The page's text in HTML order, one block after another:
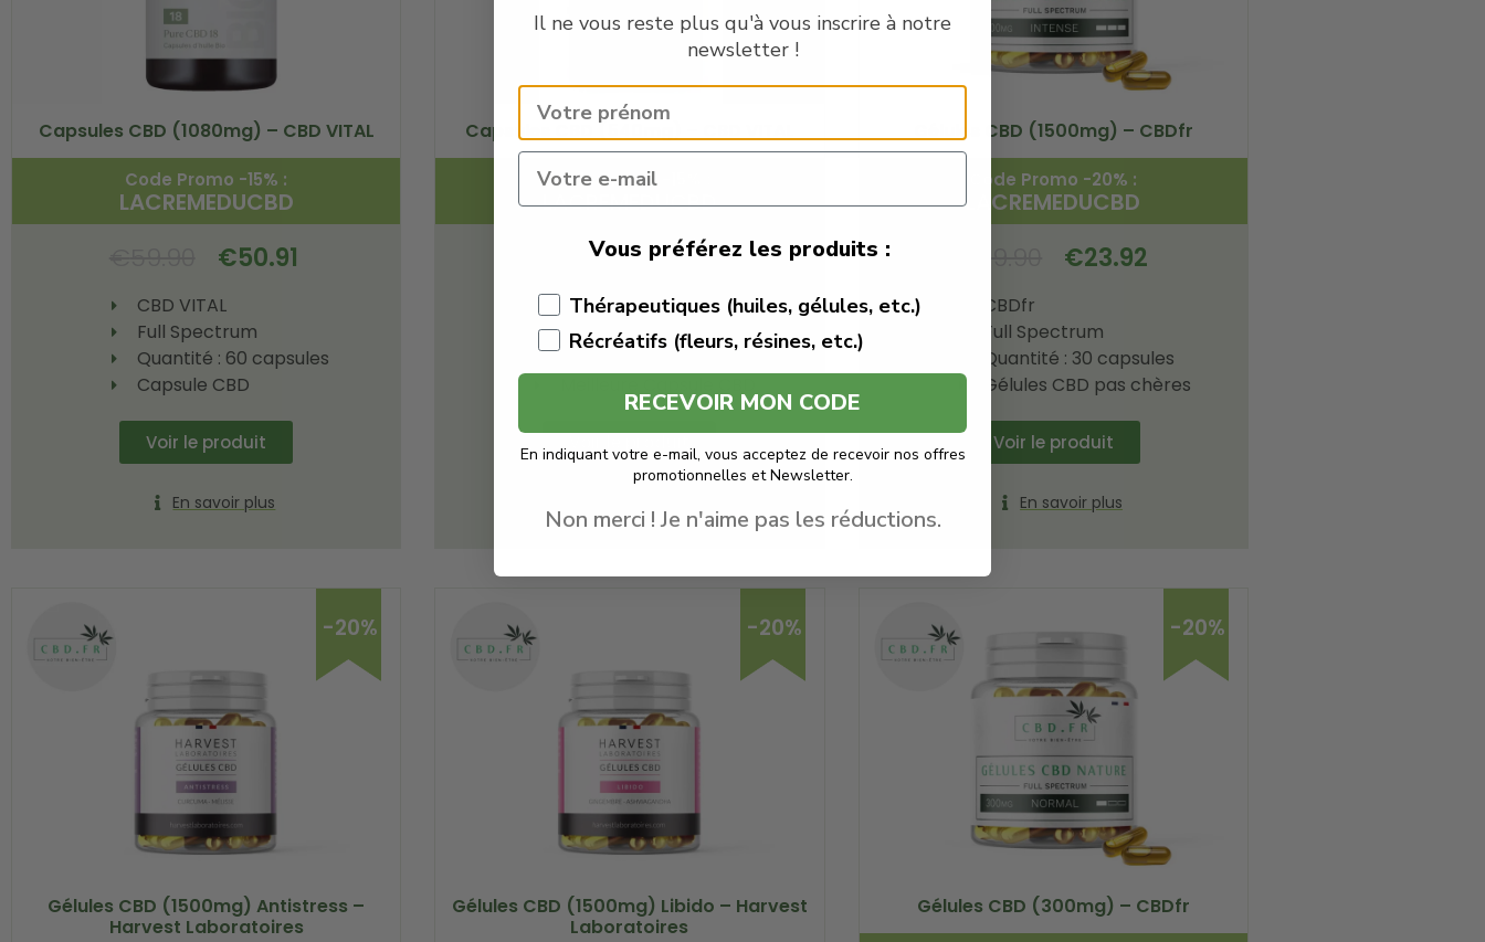
Capsules CBD (1080mg) – CBD VITAL
Code Promo -15% :
LACREMEDUCBD
€50.91
CBD VITAL
Full Spectrum
Quantité : 60 capsules
Capsule CBD
Voir le produit
En savoir plus
Capsules CBD (540mg) – CBD VITAL
Code Promo -15% :
LACREMEDUCBD
34.90 €29.66
CBD VITAL
Full Spectrum
Quantité : 60 capsules
Gélules CBD (1500mg) – CBDfr
Code Promo -20% :
LACREMEDUCBD
€23.92
CBDfr
Full Spectrum
Quantité : 30 capsules
Gélules CBD pas chères
Voir le produit
En savoir plus
-20%
Gélules CBD (1500mg) Antistress –
Harvest Laboratoires
-20%
Gélules CBD (1500mg) Libido – Harvest
Laboratoires
-20%
Gélules CBD (300mg) – CBDfr
Il ne vous reste plus qu'à vous inscrire à notre
newsletter !
Vous préférez les produits :
Thérapeutiques (huiles, gélules, etc.)
Récréatifs (fleurs, résines, etc.)
RECEVOIR MON CODE
En indiquant votre e-mail, vous acceptez de recevoir nos offres
promotionnelles et Newsletter.
Non merci ! Je n'aime pas les réductions.